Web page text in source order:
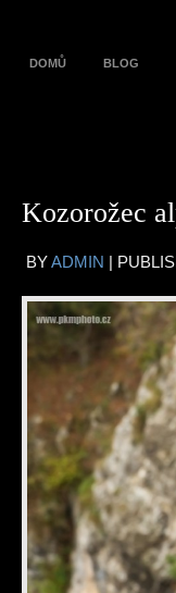
DOMŮ BLOG
Kozorožec
BYADMIN |